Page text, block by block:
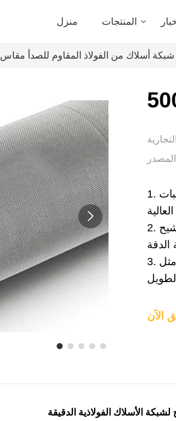
منزل المنتجات
شبكة أسلاك من الفولاذ المقاوم للصدأ مقاس 1-500
1. تتمتع شبكة القماش المصنوعة من الفولاذ المقاوم للصدأ مايكرو شبكة بقوة شد عالية للغاية ويمكنها العمل بثبات
2. يتم التحكم في حجم الشبكة بدقة أثناء عملية إنتاج بكرة الشبكة دقة 1-500 لضمان تأثيرات الفحص والترشيح
3. تعمل شبكة الأسلاك الفولاذية المقاومة للصدأ الدقيقة التي ننتجها بشكل جيد في البيئات المسببة للتآكل مثل
الآن